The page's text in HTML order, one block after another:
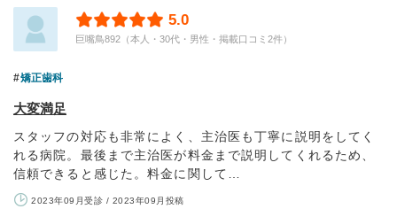
5.0
巨嘴鳥892（本人・30代・男性・掲載口コミ2件）
矯正歯科
大変満足
スタッフの対応も非常によく、主治医も丁寧に説明をしてく
れる病院。最後まで主治医が料金まで説明してくれるため、
信頼できると感じた。料金に関して…
2023年09月受診 / 2023年09月投稿